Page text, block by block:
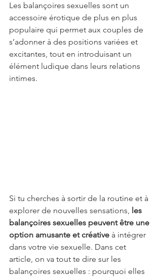
Les balançoires sexuelles sont un
accessoire érotique de plus en plus
populaire qui permet aux couples de
s’adonner à des positions variées et
excitantes, tout en introduisant un
élément ludique dans leurs relations
intimes.
Si tu cherches à sortir de la routine et à
explorer de nouvelles sensations, les
balançoires sexuelles peuvent être une
option amusante et créative à intégrer
dans votre vie sexuelle. Dans cet
article, on va tout te dire sur les
balançoires sexuelles : pourquoi elles